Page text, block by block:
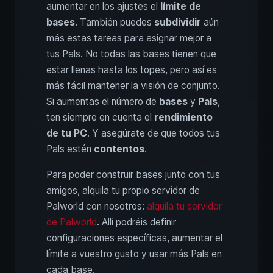
aumentar en los ajustes el
límite de
bases. También puedes subdividir aún
más estas tareas para asignar mejor a
tus Pals. No todas las bases tienen que
estar llenas hasta los topes, pero así es
más fácil mantener la visión de conjunto.
Si aumentas el número de bases y Pals,
ten siempre en cuenta el rendimiento
de tu PC. Y asegúrate de que todos tus
Pals estén contentos.
Para poder construir bases junto con tus
amigos, alquila tu propio servidor de
Palworld con nosotros: alquila tu servidor
de Palworld. Allí podréis definir
configuraciones específicas, aumentar el
límite a vuestro gusto y usar más Pals en
cada base.